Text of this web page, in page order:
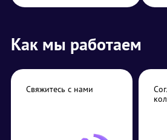
Как мы работаем
Свяжитесь с нами